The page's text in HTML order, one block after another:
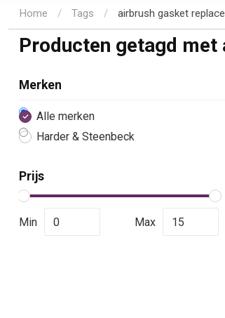
Home / Tags / airbrush gasket
Producten getagd
Merken
Alle merken
Harder & Steenbeck
Prijs
Min Max